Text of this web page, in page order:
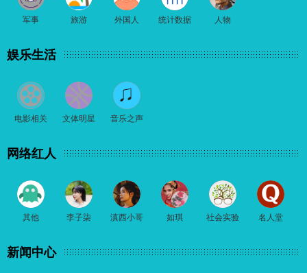
军事 旅游 外国人 统计数据 人物
娱乐生活
电影相关 文体明星 音乐之声
网络红人
其他 李子柒 滇西小哥 如琪 社会实验 名人堂
新闻中心